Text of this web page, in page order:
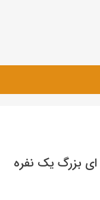
ای بزرگ یک نفره